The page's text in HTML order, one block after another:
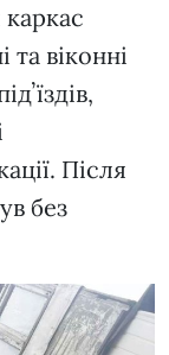
віконні
Після
без